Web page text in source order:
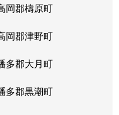
岡郡檮原町
岡郡津野町
多郡大月町
多郡黒潮町